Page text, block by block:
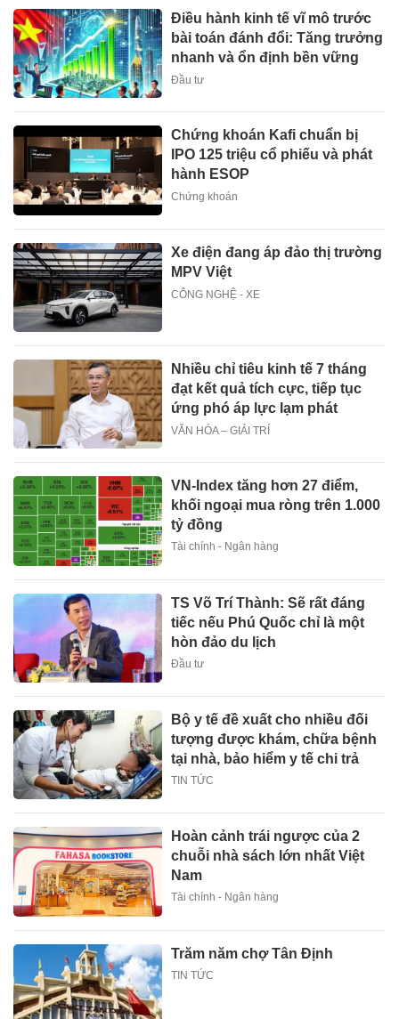
Điều hành kinh tế vĩ mô trước
bài toán đánh đổi: Tăng trưởng
nhanh và ổn định bền vững
Đầu tư
Chứng khoán Kafi chuẩn bị
IPO 125 triệu cổ phiếu và phát
hành ESOP
Chứng khoán
Xe điện đang áp đảo thị trường
MPV Việt
CÔNG NGHỆ - XE
Nhiều chỉ tiêu kinh tế 7 tháng
đạt kết quả tích cực, tiếp tục
ứng phó áp lực lạm phát
VĂN HÓA – GIẢI TRÍ
VN-Index tăng hơn 27 điểm,
khối ngoại mua ròng trên 1.000
tỷ đồng
Tài chính - Ngân hàng
TS Võ Trí Thành: Sẽ rất đáng
tiếc nếu Phú Quốc chỉ là một
hòn đảo du lịch
Đầu tư
Bộ y tế đề xuất cho nhiều đối
tượng được khám, chữa bệnh
tại nhà, bảo hiểm y tế chi trả
TIN TỨC
Hoàn cảnh trái ngược của 2
chuỗi nhà sách lớn nhất Việt
Nam
Tài chính - Ngân hàng
Trăm năm chợ Tân Định
TIN TỨC